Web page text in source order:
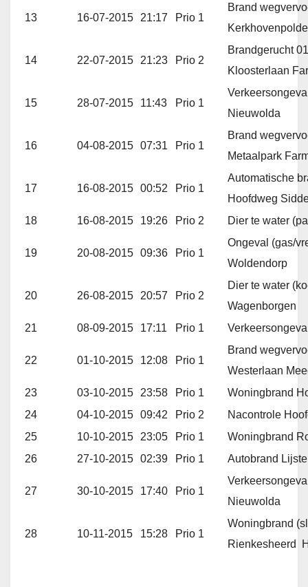
13 16-07-2015 21:17 Prio 1
Brand
14 22-07-2015 21:23 Prio 2
Brandgerucht
Kloosterlaan
15 28-07-2015 11:43 Prio 1
Nieuwolda
16 04-08-2015 07:31 Prio 1
Brand
Metaalpark
17 16-08-2015 00:52 Prio 1
Automatische
Hoofdweg
18
16-08-2015 19:26 Prio 2 Dier te water
19 20-08-2015 09:36 Prio 1
Ongeval (gas/
Woldendorp
20 26-08-2015 20:57 Prio 2
Dier te water
Wagenborgen
21
08-09-2015 17:11 Prio 1
22 01-10-2015 12:08 Prio 1
Brand
Westerlaan
23
03-10-2015 23:58 Prio 1
Woningbrand
24
04-10-2015 09:42 Prio 2
Nacontrole
25
10-10-2015 23:05 Prio 1
Woningbrand
26
27-10-2015 02:39 Prio 1 Autobrand
27 30-10-2015 17:40 Prio 1
Nieuwolda
28 10-11-2015 15:28 Prio 1
Woningbrand
Rienkesheerd